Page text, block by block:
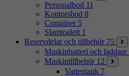
Personalbod 11
Kontorsbod 8
Container 5
Slamtoalett 1
Reservdelar och tillbehör 75
Maskinbatteri och laddare
Maskintillbehör 12
Vattentank 7